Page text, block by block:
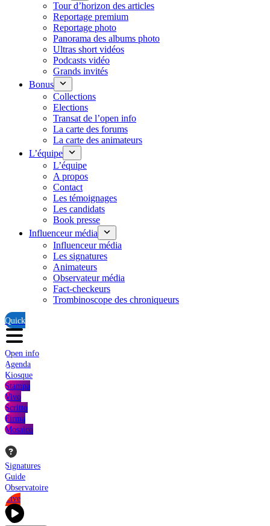
Tour d’horizon des articles
Reportage premium
Reportage photo
Panorama des albums photo
Ultras short vidéos
Podcasts vidéo
Grands invités
Bonus
Collections
Elections
Transat de l’open info
La carte des forums
La carte des animateurs
L’équipe
L’équipe
A propos
Contact
Les témoignages
Les candidats
Book presse
Influenceur média
Influenceur média
Les signatures
Animateurs
Observateur média
Fact-checkeurs
Trombinoscope des chroniqueurs
Quick
Open info
Agenda
Kiosque
Stampa
Vivo
Scritto
Firma
Mosaico
Signatures
Guide
Observatoire
Live